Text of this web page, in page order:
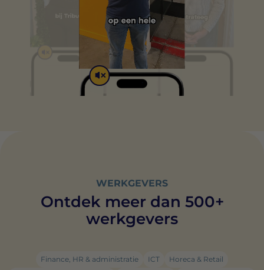
WERKGEVERS
Ontdek meer dan 500+
werkgevers
Finance, HR & administratie ICT
Horeca & Retail